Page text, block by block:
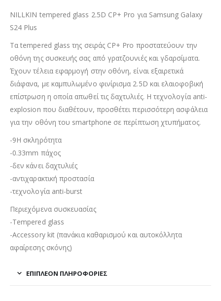
NILLKIN tempered glass 2.5D CP+ Pro για Samsung Galaxy
S24 Plus
Τα tempered glass της σειράς CP+ Pro προστατεύουν την
οθόνη της συσκευής σας από γρατζουνιές και γδαρσίματα.
Έχουν τέλεια εφαρμογή στην οθόνη, είναι εξαιρετικά
διάφανα, με καμπυλωμένο φινίρισμα 2.5D και ελαιοφοβική
επίστρωση η οποία απωθεί τις δαχτυλιές. H τεχνολογία anti-
explosion που διαθέτουν, προσθέτει περισσότερη ασφάλεια
για την οθόνη του smartphone σε περίπτωση χτυπήματος.
-9H σκληρότητα
-0.33mm πάχος
-δεν κάνει δαχτυλιές
-αντιχαρακτική προστασία
-τεχνολογία anti-burst
Περιεχόμενα συσκευασίας
-Tempered glass
-Accessory kit (πανάκια καθαρισμού και αυτοκόλλητα
αφαίρεσης σκόνης)
ΕΠΙΠΛΈΟΝ ΠΛΗΡΟΦΟΡΊΕΣ